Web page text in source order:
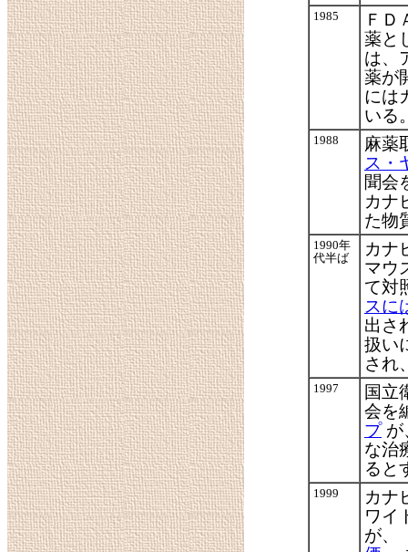
1985
ＦＤ
薬と
は、
薬が
には
いる
1988
麻薬
ス・
聞会
カナ
た物
1990年
代半ば
カナ
マウ
て対
スに
出さ
扱い
され
1997
国立
会を
プが
な治
ると
1999
カナ
ワイ
が、